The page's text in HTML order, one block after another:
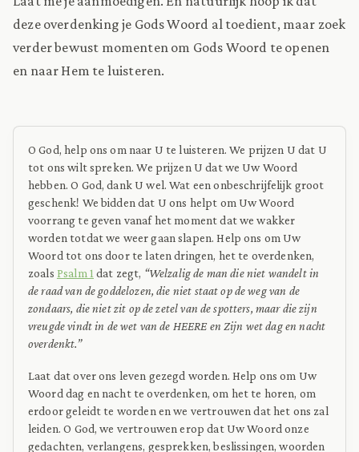
deze overdenking je Gods Woord al toedient, maar zoek
verder bewust momenten om Gods Woord te openen
en naar Hem te luisteren.
O God, help ons om naar U te luisteren. We prijzen U dat U
tot ons wilt spreken. We prijzen U dat we Uw Woord
hebben. O God, dank U wel. Wat een onbeschrijfelijk groot
geschenk! We bidden dat U ons helpt om Uw Woord
voorrang te geven vanaf het moment dat we wakker
worden totdat we weer gaan slapen. Help ons om Uw
Woord tot ons door te laten dringen, het te overdenken,
zoals Psalm 1 dat zegt, “Welzalig de man die niet wandelt in
de raad van de goddelozen, die niet staat op de weg van de
zondaars, die niet zit op de zetel van de spotters, maar die zijn
vreugde vindt in de wet van de HEERE en Zijn wet dag en nacht
overdenkt.”
Laat dat over ons leven gezegd worden. Help ons om Uw
Woord dag en nacht te overdenken, om het te horen, om
erdoor geleidt te worden en we vertrouwen dat het ons zal
leiden. O God, we vertrouwen erop dat Uw Woord onze
gedachten, verlangens, gesprekken, beslissingen, woorden